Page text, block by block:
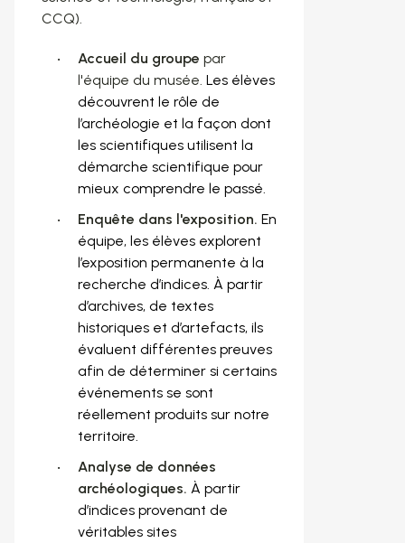
CCQ).
Accueil du groupe par
l'équipe du musée. Les élèves
découvrent le rôle de
l’archéologie et la façon dont
les scientifiques utilisent la
démarche scientifique pour
mieux comprendre le passé.
Enquête dans l'exposition. En
équipe, les élèves explorent
l’exposition permanente à la
recherche d’indices. À partir
d’archives, de textes
historiques et d’artefacts, ils
évaluent différentes preuves
afin de déterminer si certains
événements se sont
réellement produits sur notre
territoire.
Analyse de données
archéologiques. À partir
d’indices provenant de
véritables sites